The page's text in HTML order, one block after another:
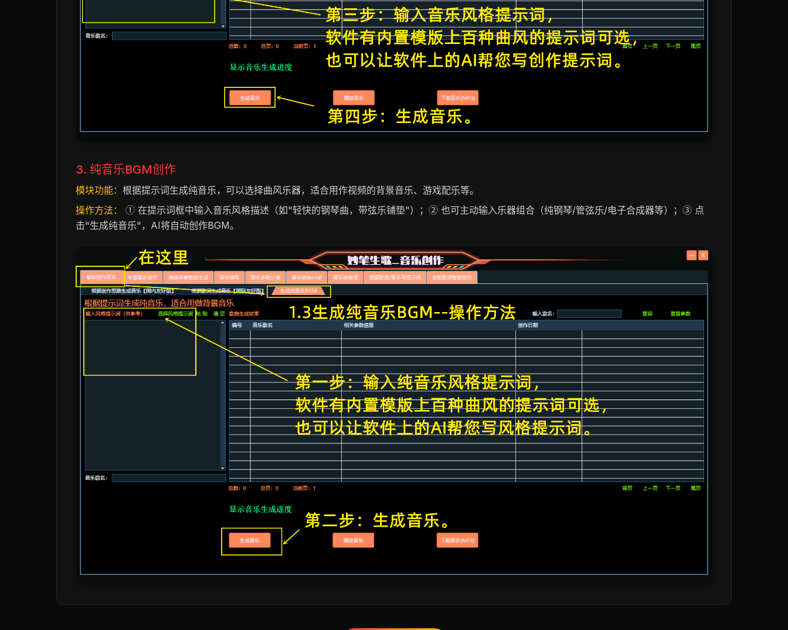
3. 纯音乐BGM创作
模块功能： 根据提示词生成纯音乐，可以选择曲风乐器，适合用作视频的背景音乐、游戏配乐等。
操作方法：
① 在提示词框中输入音乐风格描述（如"轻快的钢琴曲，带弦乐铺垫"）；② 也可主动输入乐器组合（纯钢琴/管弦乐/电子合成器等）；③ 点
击"生成纯音乐"，AI将自动创作BGM。